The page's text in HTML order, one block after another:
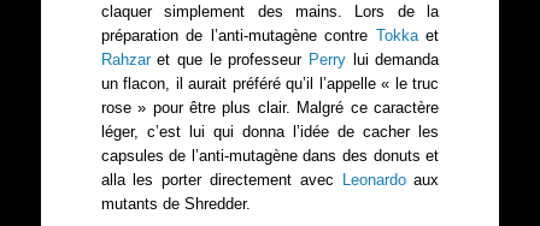
claquer simplement des mains. Lors de la
préparation de l’anti-mutagène contre Tokkaet
Rahzaret que le professeur Perry lui demanda
un flacon, il aurait préféré qu’il l’appelle « le truc
rose » pour être plus clair. Malgré ce caractère
léger, c’est lui qui donna l’idée de cacher les
capsules de l’anti-mutagène dans des donuts et
alla les porter directement avec
Leonardoaux
mutants de Shredder.